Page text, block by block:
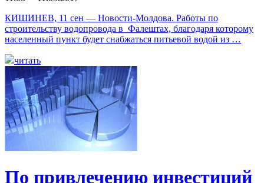
КИШИНЕВ, 11 сен — Новости-Молдова. Работы по
строительству водопровода в Фалештах, благодаря которому
населенный пункт будет снабжаться питьевой водой из …
читать
По привлечению инвестиций